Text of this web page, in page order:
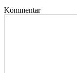
Kommentar